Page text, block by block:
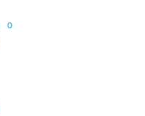
0